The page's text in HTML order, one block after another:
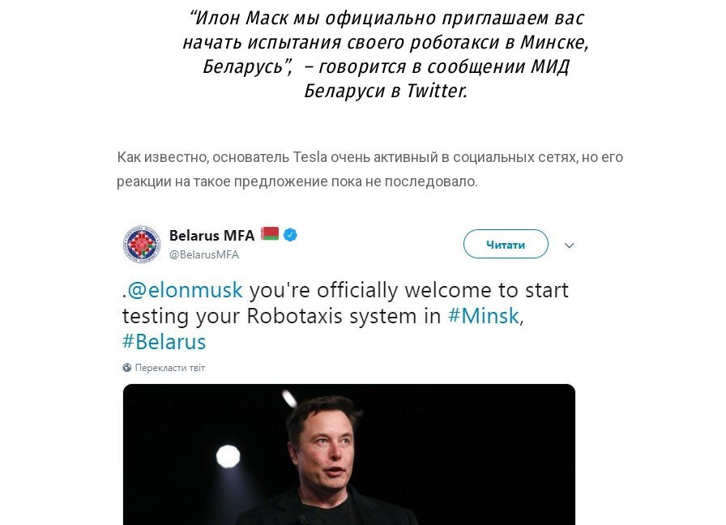
“Илон Маск мы официально приглашаем вас
начать испытания своего роботакси в Минске,
Беларусь”, – говорится в сообщении МИД
Беларуси в Twitter.
Как известно, основатель Tesla очень активный в социальных сетях, но его
реакции на такое предложение пока не последовало.